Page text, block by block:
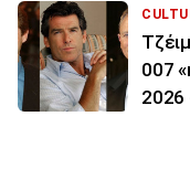
007
2026